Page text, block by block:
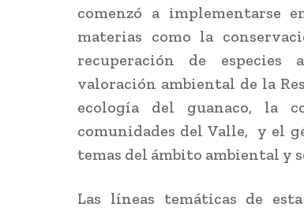
comenzó a implementarse
materias como la
recuperación de especies
valoración ambiental de la
ecología del guanaco, la
comunidades del Valle, y el
temas del ámbito ambiental y
Las líneas temáticas de